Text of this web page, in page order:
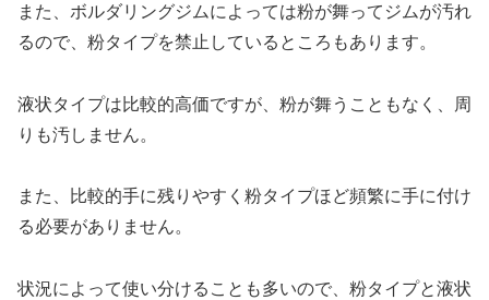
また、ボルダリングジムによっては粉が舞ってジムが汚れ
るので、粉タイプを禁止しているところもあります。
液状タイプは比較的高価ですが、粉が舞うこともなく、周
りも汚しません。
また、比較的手に残りやすく粉タイプほど頻繁に手に付け
る必要がありません。
状況によって使い分けることも多いので、粉タイプと液状